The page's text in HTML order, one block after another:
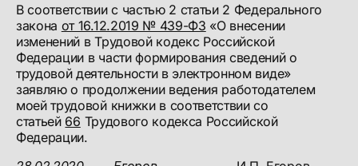
В соответствии с частью 2 статьи 2 Федерального
закона от 16.12.2019 № 439-ФЗ «О внесении
изменений в Трудовой кодекс Российской
Федерации в части формирования сведений о
трудовой деятельности в электронном виде»
заявляю о продолжении ведения работодателем
моей трудовой книжки в соответствии со
статьей 66 Трудового кодекса Российской
Федерации.